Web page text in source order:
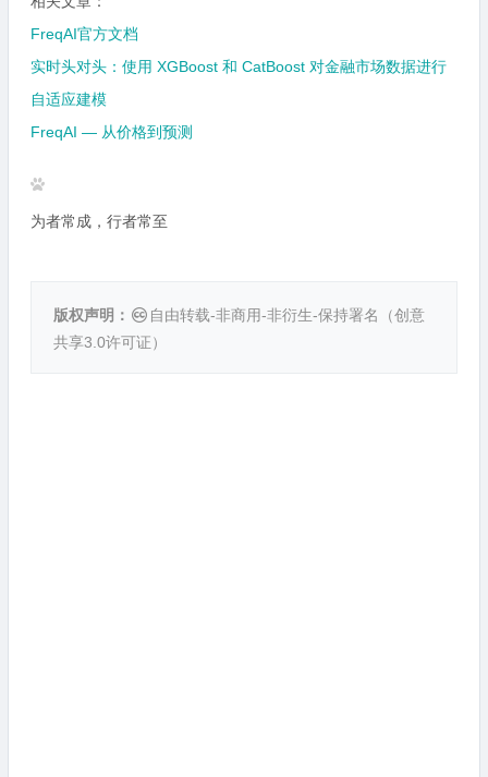
FreqAI官方文档
实时头对头：使用 XGBoost 和 CatBoost 对金融市场数据进行
自适应建模
FreqAI — 从价格到预测
为者常成，行者常至
版权声明： 自由转载-非商用-非衍生-保持署名（创意
共享3.0许可证）